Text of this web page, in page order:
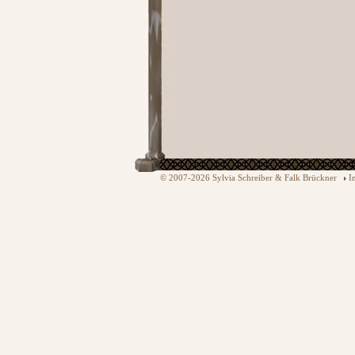
© 2007-2026 Sylvia Schreiber & Falk Brückner